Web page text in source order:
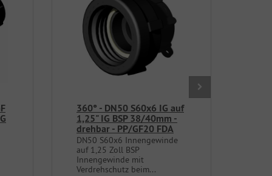
360° - DN50 S60x6 IG auf
1,25" IG BSP 38/40mm -
drehbar - PP/GF20 FDA
DN50 S60x6 Innengewinde
auf 1,25 Zoll BSP
Innengewinde mit
Verdrehschutz beim...